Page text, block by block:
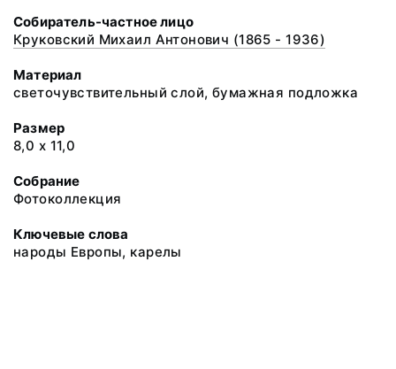
Собиратель-частное лицо
Круковский Михаил Антонович (1865 - 1936)
Материал
светочувствительный слой, бумажная подложка
Размер
8,0 х 11,0
Собрание
Фотоколлекция
Ключевые слова
народы Европы, карелы